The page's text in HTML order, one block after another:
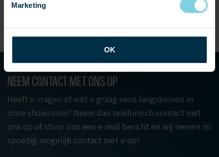
Marketing
OK
NEEM CONTACT MET ONS OP
Heeft u vragen of wilt u graag eens langskomen in
onze showroom? Neem dan telefonisch contact met
ons op of stuur ons een e-mail bericht en wij nemen zo
spoedig mogelijk contact met u op!